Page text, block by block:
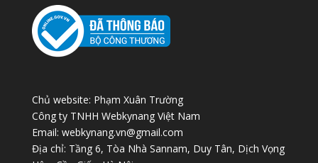
Chủ website: Phạm Xuân Trường
Công ty TNHH Webkynang Việt Nam
Email: webkynang.vn@gmail.com
Địa chỉ: Tầng 6, Tòa Nhà Sannam, Duy Tân, Dịch Vọng